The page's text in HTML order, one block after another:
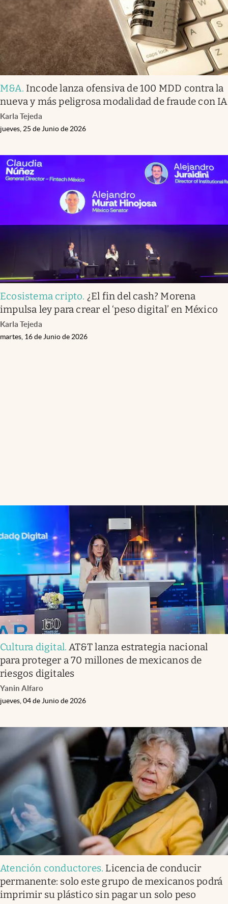
M&A. Incode lanza ofensiva de 100 MDD contra la
nueva y más peligrosa modalidad de fraude con IA
Karla Tejeda
jueves, 25 de Junio de 2026
Ecosistema cripto. ¿El fin del cash? Morena
impulsa ley para crear el ‘peso digital’ en México
Karla Tejeda
martes, 16 de Junio de 2026
Cultura digital.AT&T lanza estrategia nacional
para proteger a 70 millones de mexicanos de
riesgos digitales
Yanin Alfaro
jueves, 04 de Junio de 2026
Atención conductores. Licencia de conducir
permanente: solo este grupo de mexicanos podrá
imprimir su plástico sin pagar un solo peso